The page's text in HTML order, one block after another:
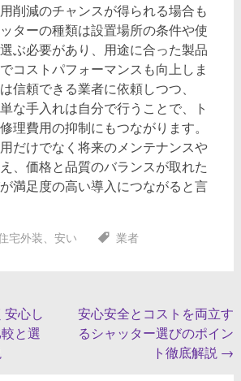
削減のチャンスが得られる場合も
ターの種類は設置場所の条件や使
ぶ必要があり、用途に合った製品
コストパフォーマンスも向上しま
信頼できる業者に依頼しつつ、
な手入れは自分で行うことで、ト
理費用の抑制にもつながります。
だけでなく将来のメンテナンスや
、価格と品質のバランスが取れた
満足度の高い導入につながると言
宅外装、 安い 業者
安心し
と選
安心安全とコストを両立す
るシャッター選びのポイン
ト徹底解説 →